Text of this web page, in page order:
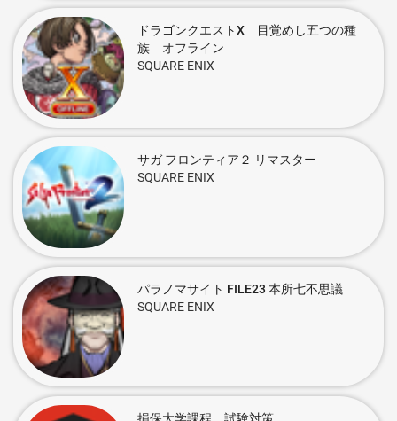
ドラゴンクエストX 目覚めし五つの種
族 オフライン
SQUARE ENIX
サガ フロンティア２ リマスター
SQUARE ENIX
パラノマサイト FILE23 本所七不思議
SQUARE ENIX